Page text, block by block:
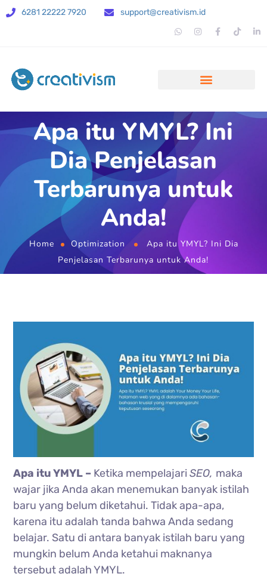
6281 22222 7920 support@creativism.id
Apa itu YMYL? Ini
Dia Penjelasan
Terbarunya untuk
Anda!
Home Optimization
Apa itu YMYL? Ini Dia
Penjelasan Terbarunya untuk Anda!
Apa itu YMYL – Ketika mempelajariSEO, maka
wajar jika Anda akan menemukan banyak istilah
baru yang belum diketahui. Tidak apa-apa,
karena itu adalah tanda bahwa Anda sedang
belajar. Satu di antara banyak istilah baru yang
mungkin belum Anda ketahui maknanya
tersebut adalah YMYL.